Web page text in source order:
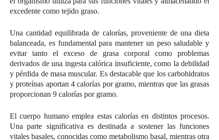
excedente como tejido graso.
Una cantidad equilibrada de calorías, proveniente de una dieta
balanceada, es fundamental para mantener un peso saludable y
evitar tanto el exceso de grasa corporal como problemas
derivados de una ingesta calórica insuficiente, como la debilidad
y pérdida de masa muscular. Es destacable que los carbohidratos
y proteínas aportan 4 calorías por gramo, mientras que las grasas
proporcionan 9 calorías por gramo.
El cuerpo humano emplea estas calorías en distintos procesos.
Una parte significativa es destinada a sostener las funciones
vitales basales, conocidas como metabolismo basal, mientras otra